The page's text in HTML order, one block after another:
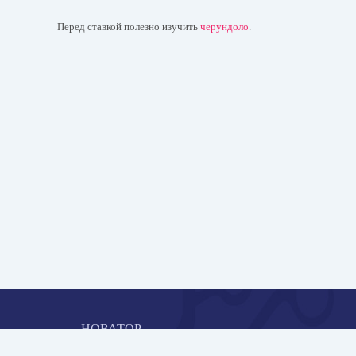
Перед ставкой полезно изучить черундоло.
НОВАТОР